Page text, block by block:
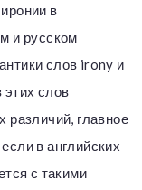
в
и русском
слов irony и
этих слов
различий, главное
в английских
с такими